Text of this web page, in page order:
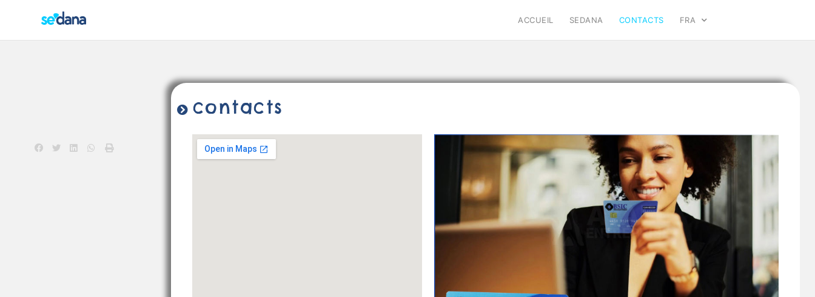
ACCUEIL SEDANA CONTACTS FRA
contacts